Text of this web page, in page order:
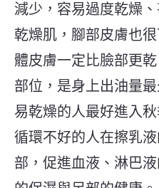
減少，容易過度乾燥
乾燥肌，腳部皮膚也
體皮膚一定比臉部更
部位，是身上出油量
易乾燥的人最好進入
循環不好的人在擦乳
部，促進血液、淋巴